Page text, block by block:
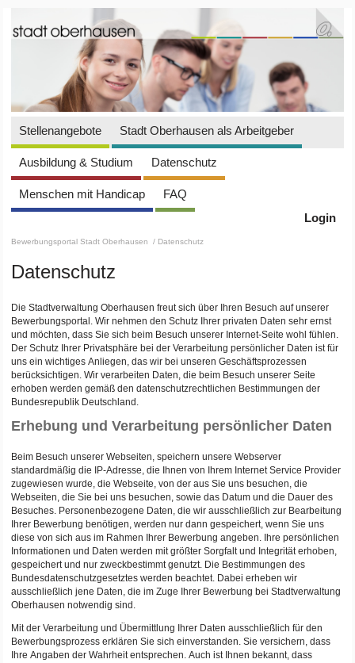
Stellenangebote Stadt Oberhausen als Arbeitgeber
Ausbildung & Studium Datenschutz
Menschen mit Handicap
FAQ
Login
Bewerbungsportal Stadt Oberhausen / Datenschutz
Datenschutz
Die Stadtverwaltung Oberhausen freut sich über Ihren Besuch auf unserer
Bewerbungsportal. Wir nehmen den Schutz Ihrer privaten Daten sehr ernst
und möchten, dass Sie sich beim Besuch unserer Internet-Seite wohl fühlen.
Der Schutz Ihrer Privatsphäre bei der Verarbeitung persönlicher Daten ist für
uns ein wichtiges Anliegen, das wir bei unseren Geschäftsprozessen
berücksichtigen. Wir verarbeiten Daten, die beim Besuch unserer Seite
erhoben werden gemäß den datenschutzrechtlichen Bestimmungen der
Bundesrepublik Deutschland.
Erhebung und Verarbeitung persönlicher Daten
Beim Besuch unserer Webseiten, speichern unsere Webserver
standardmäßig die IP-Adresse, die Ihnen von Ihrem Internet Service Provider
zugewiesen wurde, die Webseite, von der aus Sie uns besuchen, die
Webseiten, die Sie bei uns besuchen, sowie das Datum und die Dauer des
Besuches. Personenbezogene Daten, die wir ausschließlich zur Bearbeitung
Ihrer Bewerbung benötigen, werden nur dann gespeichert, wenn Sie uns
diese von sich aus im Rahmen Ihrer Bewerbung angeben. Ihre persönlichen
Informationen und Daten werden mit größter Sorgfalt und Integrität erhoben,
gespeichert und nur zweckbestimmt genutzt. Die Bestimmungen des
Bundesdatenschutzgesetztes werden beachtet. Dabei erheben wir
ausschließlich jene Daten, die im Zuge Ihrer Bewerbung bei Stadtverwaltung
Oberhausen notwendig sind.
Mit der Verarbeitung und Übermittlung Ihrer Daten ausschließlich für den
Bewerbungsprozess erklären Sie sich einverstanden. Sie versichern, dass
Ihre Angaben der Wahrheit entsprechen. Auch ist Ihnen bekannt, dass